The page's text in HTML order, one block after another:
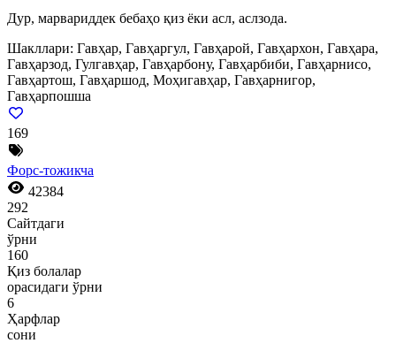
Дур, марвариддек бебаҳо қиз ёки асл, аслзода.
Шакллари: Гавҳар, Гавҳаргул, Гавҳарой, Гавҳархон, Гавҳара,
Гавҳарзод, Гулгавҳар, Гавҳарбону, Гавҳарбиби, Гавҳарнисо,
Гавҳартош, Гавҳаршод, Моҳигавҳар, Гавҳарнигор,
Гавҳарпошша
169
Форс-тожикча
42384
292
Сайтдаги
ўрни
160
Қиз болалар
орасидаги ўрни
6
Ҳарфлар
сони